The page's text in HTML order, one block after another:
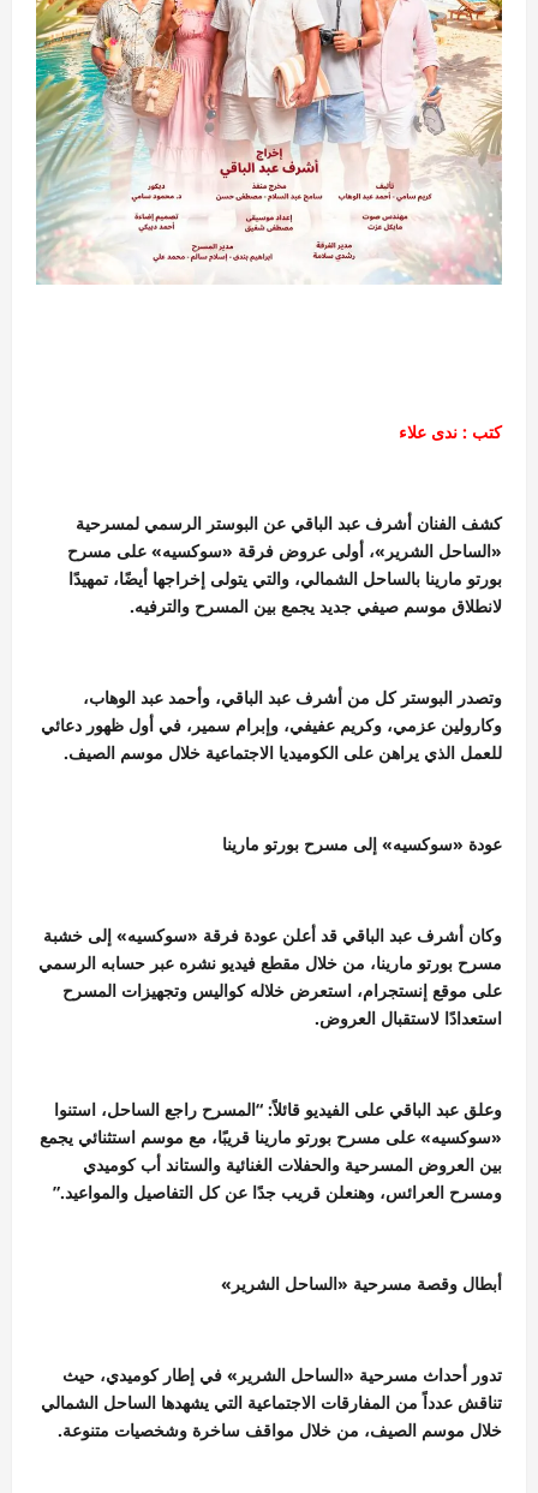
كتب : ندى علاء
كشف الفنان أشرف عبد الباقي عن البوستر الرسمي لمسرحية
«الساحل الشرير»، أولى عروض فرقة «سوكسيه» على مسرح
بورتو مارينا بالساحل الشمالي، والتي يتولى إخراجها أيضًا، تمهيدًا
لانطلاق موسم صيفي جديد يجمع بين المسرح والترفيه.
وتصدر البوستر كل من أشرف عبد الباقي، وأحمد عبد الوهاب،
وكارولين عزمي، وكريم عفيفي، وإبرام سمير، في أول ظهور دعائي
للعمل الذي يراهن على الكوميديا الاجتماعية خلال موسم الصيف.
عودة «سوكسيه» إلى مسرح بورتو مارينا
وكان أشرف عبد الباقي قد أعلن عودة فرقة «سوكسيه» إلى خشبة
مسرح بورتو مارينا، من خلال مقطع فيديو نشره عبر حسابه الرسمي
على موقع إنستجرام، استعرض خلاله كواليس وتجهيزات المسرح
استعدادًا لاستقبال العروض.
وعلق عبد الباقي على الفيديو قائلاً: “المسرح راجع الساحل، استنوا
«سوكسيه» على مسرح بورتو مارينا قريبًا، مع موسم استثنائي يجمع
بين العروض المسرحية والحفلات الغنائية والستاند أب كوميدي
ومسرح العرائس، وهنعلن قريب جدًا عن كل التفاصيل والمواعيد.”
أبطال وقصة مسرحية «الساحل الشرير»
تدور أحداث مسرحية «الساحل الشرير» في إطار كوميدي، حيث
تناقش عدداً من المفارقات الاجتماعية التي يشهدها الساحل الشمالي
خلال موسم الصيف، من خلال مواقف ساخرة وشخصيات متنوعة.